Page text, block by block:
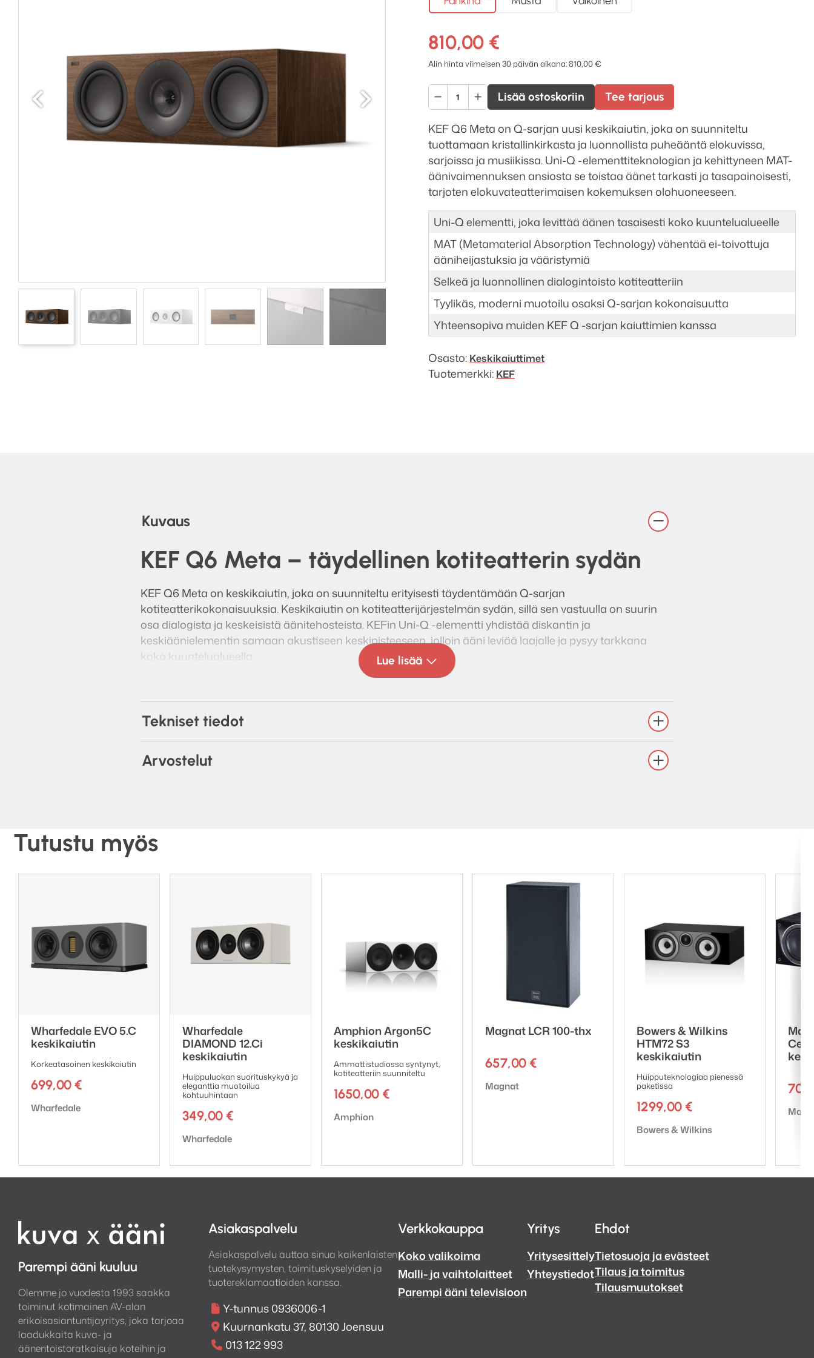
Edellinen
810,00 €
Alin hinta viimeisen 30 päivän aikana:810,00€
KEF
Q6
Meta
keskikaiutin
määrä
Lisää ostoskoriin Tee tarjous
KEF Q6 Meta on Q-sarjan uusi keskikaiutin, joka on suunniteltu
tuottamaan kristallinkirkasta ja luonnollista puheääntä elokuvissa,
sarjoissa ja musiikissa. Uni-Q -elementtiteknologian ja kehittyneen MAT-
äänivaimennuksen ansiosta se toistaa äänet tarkasti ja tasapainoisesti,
tarjoten elokuvateatterimaisen kokemuksen olohuoneeseen.
Uni-Q elementti, joka levittää äänen tasaisesti koko kuuntelualueelle
MAT (Metamaterial Absorption Technology) vähentää ei-toivottuja
ääniheijastuksia ja vääristymiä
Selkeä ja luonnollinen dialogintoisto kotiteatteriin
Tyylikäs, moderni muotoilu osaksi Q-sarjan kokonaisuutta
Yhteensopiva muiden KEF Q -sarjan kaiuttimien kanssa
Osasto: Keskikaiuttimet
Tuotemerkki: KEF
Kuvaus
KEF Q6 Meta – täydellinen kotiteatterin sydän
KEF Q6 Meta on keskikaiutin, joka on suunniteltu erityisesti täydentämään Q-sarjan
kotiteatterikokonaisuuksia. Keskikaiutin on kotiteatterijärjestelmän sydän, sillä sen vastuulla on suurin
osa dialogista ja keskeisistä äänitehosteista. KEFin Uni-Q -elementti yhdistää diskantin ja
keskiäänielementin samaan akustiseen keskipisteeseen, jolloin ääni leviää laajalle ja pysyy tarkkana
koko kuuntelualueella.
Uusi MAT-teknologia toimii akustisena ”ääniloukuna”, joka imee jopa 99 % ei-toivotuista äänienergioista,
tarjoten puhtaamman ja luonnollisemman toiston. Lopputuloksena on keskikaiutin, joka tuo elokuvat,
pelit ja musiikin eläväksi kirkkaalla dialogilla, tarkalla äänikuvalla ja vaikuttavalla läsnäolon tunteella.
Tyylikäs viimeistely ja KEFin moderni muotoilu tekevät Q6 Meta -kaiuttimesta sekä teknisesti että
visuaalisesti houkuttelevan valinnan.
KEF Q3 Meta jalustakaiutinpari
KEF Q1 Meta jalustakaiutinpari
KEF Q7 Meta lattiakaiutinpari
KEF Q8 Meta Dolby Atmos kaiutinpari
Lue lisää
Tekniset tiedot
Arvostelut
Tutustu myös
Wharfedale EVO 5.C
keskikaiutin
Korkeatasoinen keskikaiutin
699,00 €
Tuotemerkki:
Wharfedale
Wharfedale
DIAMOND 12.Ci
keskikaiutin
Huippuluokan suorituskykyä ja
eleganttia muotoilua
kohtuuhintaan
349,00 €
Tuotemerkki:
Wharfedale
Amphion Argon5C
keskikaiutin
Ammattistudiossa syntynyt,
kotiteatteriin suunniteltu
1650,00 €
Tuotemerkki:
Amphion
Magnat LCR 100-thx
657,00 €
Tuotemerkki:
Magnat
Bowers & Wilkins
HTM72 S3
keskikaiutin
Huipputeknologiaa pienessä
paketissa
1299,00 €
Tuotemerkki:
Bowers & Wilkins
Parempi ääni kuuluu
Olemme jo vuodesta 1993 saakka
toiminut kotimainen AV-alan
erikoisasiantuntijayritys, joka tarjoaa
laadukkaita kuva- ja
äänentoistoratkaisuja koteihin ja
Asiakaspalvelu
Asiakaspalvelu auttaa sinua kaikenlaisten
tuotekysymysten, toimituskyselyiden ja
tuotereklamaatioiden kanssa.
Y-tunnus 0936006-1
Kuurnankatu 37, 80130 Joensuu
013 122 993
Verkkokauppa
Koko valikoima
Malli- ja vaihtolaitteet
Parempi ääni televisioon
Yritys
Yritysesittely
Yhteystiedot
Ehdot
Tietosuoja ja evästeet
Tilaus ja toimitus
Tilausmuutokset